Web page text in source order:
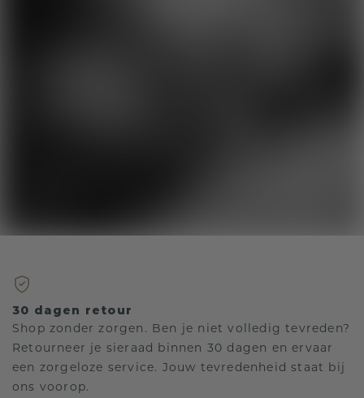
30 dagen retour
Shop zonder zorgen. Ben je niet volledig tevreden?
Retourneer je sieraad binnen 30 dagen en ervaar
een zorgeloze service. Jouw tevredenheid staat bij
ons voorop.